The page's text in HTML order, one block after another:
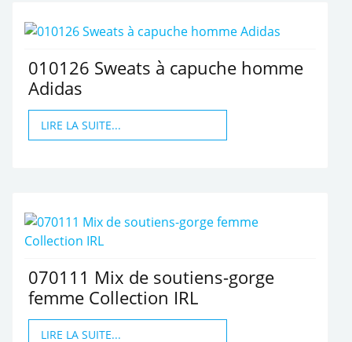
010126 Sweats à capuche homme
Adidas
LIRE LA SUITE...
070111 Mix de soutiens-gorge
femme Collection IRL
LIRE LA SUITE...